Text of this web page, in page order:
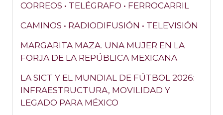
CORREOS • TELÉGRAFO • FERROCARRIL
CAMINOS • RADIODIFUSIÓN • TELEVISIÓN
MARGARITA MAZA. UNA MUJER EN LA
FORJA DE LA REPÚBLICA MEXICANA
LA SICT Y EL MUNDIAL DE FÚTBOL 2026:
INFRAESTRUCTURA, MOVILIDAD Y
LEGADO PARA MÉXICO